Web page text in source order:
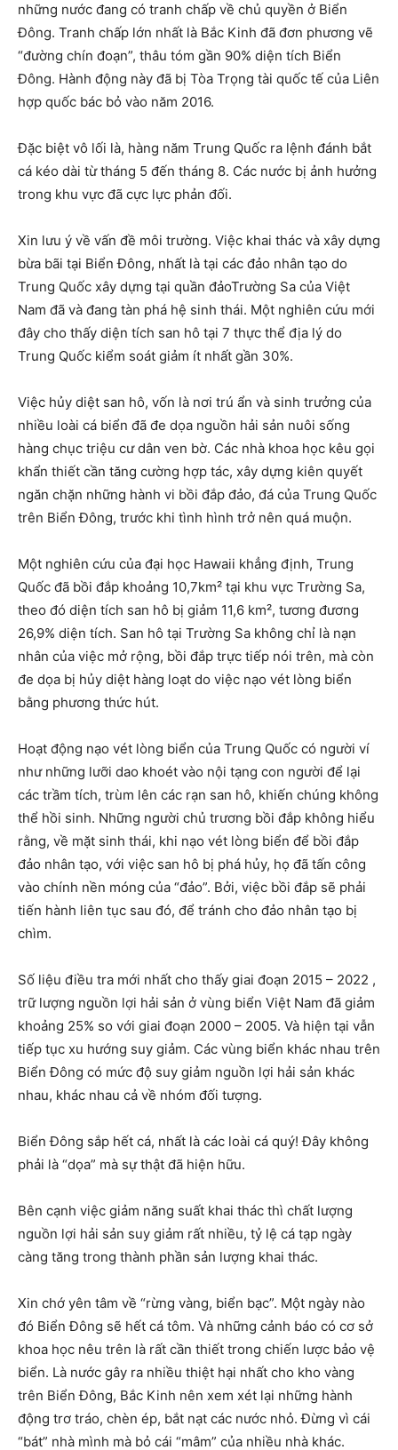
những nước đang có tranh chấp về chủ quyền ở Biển
Đông. Tranh chấp lớn nhất là Bắc Kinh đã đơn phương vẽ
“đường chín đoạn”, thâu tóm gần 90% diện tích Biển
Đông. Hành động này đã bị Tòa Trọng tài quốc tế của Liên
hợp quốc bác bỏ vào năm 2016.
Đặc biệt vô lối là, hàng năm Trung Quốc ra lệnh đánh bắt
cá kéo dài từ tháng 5 đến tháng 8. Các nước bị ảnh hưởng
trong khu vực đã cực lực phản đối.
Xin lưu ý về vấn đề môi trường. Việc khai thác và xây dựng
bừa bãi tại Biển Đông, nhất là tại các đảo nhân tạo do
Trung Quốc xây dựng tại quần đảoTrường Sa của Việt
Nam đã và đang tàn phá hệ sinh thái. Một nghiên cứu mới
đây cho thấy diện tích san hô tại 7 thực thể địa lý do
Trung Quốc kiểm soát giảm ít nhất gần 30%.
Việc hủy diệt san hô, vốn là nơi trú ẩn và sinh trưởng của
nhiều loài cá biển đã đe dọa nguồn hải sản nuôi sống
hàng chục triệu cư dân ven bờ. Các nhà khoa học kêu gọi
khẩn thiết cần tăng cường hợp tác, xây dựng kiên quyết
ngăn chặn những hành vi bồi đắp đảo, đá của Trung Quốc
trên Biển Đông, trước khi tình hình trở nên quá muộn.
Một nghiên cứu của đại học Hawaii khẳng định, Trung
Quốc đã bồi đắp khoảng 10,7km² tại khu vực Trường Sa,
theo đó diện tích san hô bị giảm 11,6 km², tương đương
26,9% diện tích. San hô tại Trường Sa không chỉ là nạn
nhân của việc mở rộng, bồi đắp trực tiếp nói trên, mà còn
đe dọa bị hủy diệt hàng loạt do việc nạo vét lòng biển
bằng phương thức hút.
Hoạt động nạo vét lòng biển của Trung Quốc có người ví
như những lưỡi dao khoét vào nội tạng con người để lại
các trầm tích, trùm lên các rạn san hô, khiến chúng không
thể hồi sinh. Những người chủ trương bồi đắp không hiểu
rằng, về mặt sinh thái, khi nạo vét lòng biển để bồi đắp
đảo nhân tạo, với việc san hô bị phá hủy, họ đã tấn công
vào chính nền móng của “đảo”. Bởi, việc bồi đắp sẽ phải
tiến hành liên tục sau đó, để tránh cho đảo nhân tạo bị
chìm.
Số liệu điều tra mới nhất cho thấy giai đoạn 2015 – 2022 ,
trữ lượng nguồn lợi hải sản ở vùng biển Việt Nam đã giảm
khoảng 25% so với giai đoạn 2000 – 2005. Và hiện tại vẫn
tiếp tục xu hướng suy giảm. Các vùng biển khác nhau trên
Biển Đông có mức độ suy giảm nguồn lợi hải sản khác
nhau, khác nhau cả về nhóm đối tượng.
Biển Đông sắp hết cá, nhất là các loài cá quý! Đây không
phải là “dọa” mà sự thật đã hiện hữu.
Bên cạnh việc giảm năng suất khai thác thì chất lượng
nguồn lợi hải sản suy giảm rất nhiều, tỷ lệ cá tạp ngày
càng tăng trong thành phần sản lượng khai thác.
Xin chớ yên tâm về “rừng vàng, biển bạc”. Một ngày nào
đó Biển Đông sẽ hết cá tôm. Và những cảnh báo có cơ sở
khoa học nêu trên là rất cần thiết trong chiến lược bảo vệ
biển. Là nước gây ra nhiều thiệt hại nhất cho kho vàng
trên Biển Đông, Bắc Kinh nên xem xét lại những hành
động trơ tráo, chèn ép, bắt nạt các nước nhỏ. Đừng vì cái
“bát” nhà mình mà bỏ cái “mâm” của nhiều nhà khác.